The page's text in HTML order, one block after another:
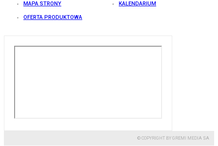
MAPA STRONY KALENDARIUM
OFERTA PRODUKTOWA
© COPYRIGHT BY GREMI MEDIA SA